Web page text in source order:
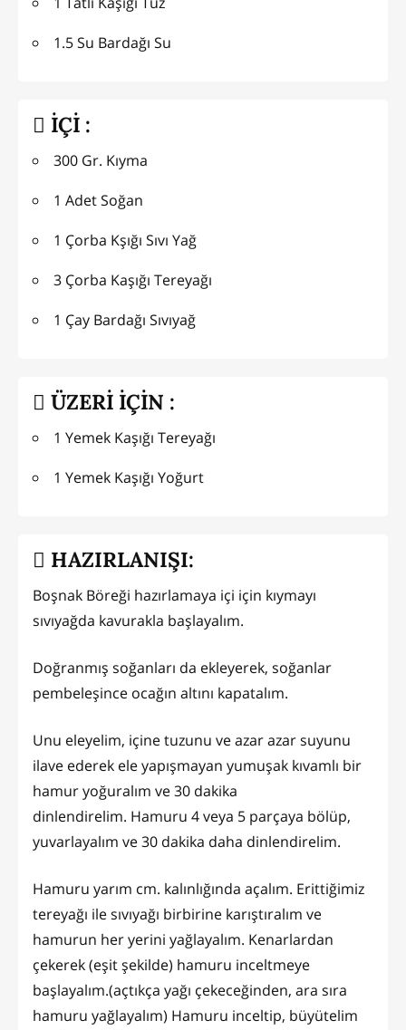
1.5 Su Bardağı Su
İÇİ :
300 Gr. Kıyma
1 Adet Soğan
1 Çorba Kşığı Sıvı Yağ
3 Çorba Kaşığı Tereyağı
1 Çay Bardağı Sıvıyağ
ÜZERİ İÇİN :
1 Yemek Kaşığı Tereyağı
1 Yemek Kaşığı Yoğurt
HAZIRLANIŞI:
Boşnak Böreği hazırlamaya içi için kıymayı
sıvıyağda kavurakla başlayalım.
Doğranmış soğanları da ekleyerek, soğanlar
pembeleşince ocağın altını kapatalım.
Unu eleyelim, içine tuzunu ve azar azar suyunu
ilave ederek ele yapışmayan yumuşak kıvamlı bir
hamur yoğuralım ve 30 dakika
dinlendirelim. Hamuru 4 veya 5 parçaya bölüp,
yuvarlayalım ve 30 dakika daha dinlendirelim.
Hamuru yarım cm. kalınlığında açalım. Erittiğimiz
tereyağı ile sıvıyağı birbirine karıştıralım ve
hamurun her yerini yağlayalım. Kenarlardan
çekerek (eşit şekilde) hamuru inceltmeye
başlayalım.(açtıkça yağı çekeceğinden, ara sıra
hamuru yağlayalım) Hamuru inceltip, büyütelim